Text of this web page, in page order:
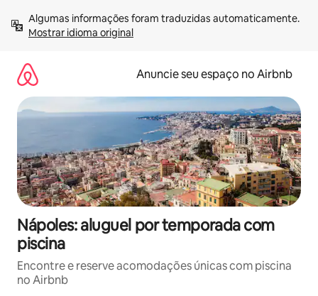
para
Mostrar idioma original
Anuncie seu espaço no Airbnb
Nápoles: aluguel por temporada com
piscina
Encontre e reserve acomodações únicas com piscina
no Airbnb